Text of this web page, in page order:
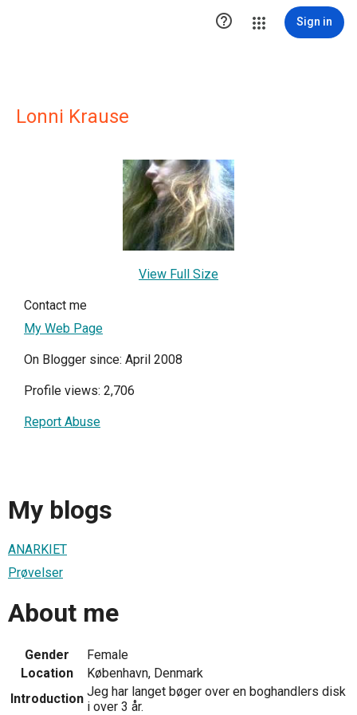
 Sign in
Lonni Krause
View Full Size
Contact me
My Web Page
On Blogger since: April 2008
Profile views: 2,706
Report Abuse
My blogs
ANARKIET
Prøvelser
About me
Gender
Female
Location
København, Denmark
Introduction Jeg har langet bøger over en boghandlers disk
i over 3 år.